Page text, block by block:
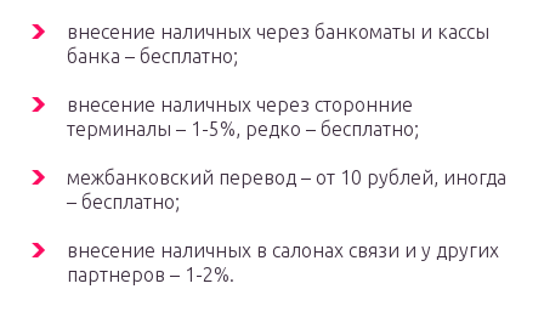
внесение наличных через банкоматы и кассы
банка – бесплатно;
внесение наличных через сторонние
терминалы – 1-5%, редко – бесплатно;
межбанковский перевод – от 10 рублей, иногда
– бесплатно;
внесение наличных в салонах связи и у других
партнеров – 1-2%.